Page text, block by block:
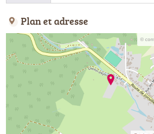
Plan et adresse
©